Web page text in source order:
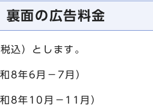
裏面の広告料金
込）とします。
8年6月－7月）
年10月－11月）